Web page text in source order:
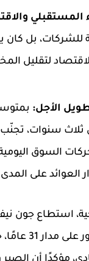
المستقبلي
للشركات، بل
لتقليل
الأجل:
ثلاث سنوات، تجنّب
السوق
العوائد على
استطاع جون
لصندوق